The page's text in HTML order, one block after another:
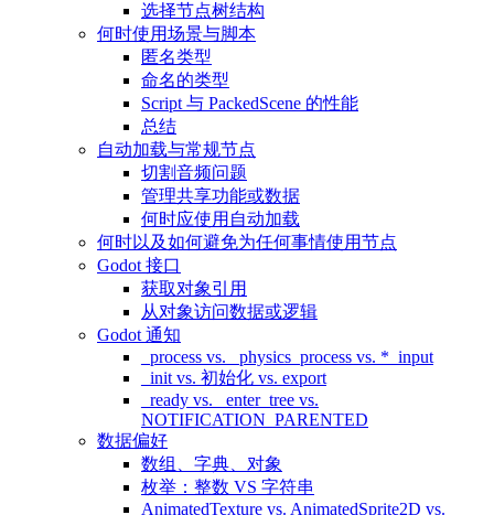
选择节点树结构
何时使用场景与脚本
匿名类型
命名的类型
Script 与 PackedScene 的性能
总结
自动加载与常规节点
切割音频问题
管理共享功能或数据
何时应使用自动加载
何时以及如何避免为任何事情使用节点
Godot 接口
获取对象引用
从对象访问数据或逻辑
Godot 通知
_process vs. _physics_process vs. *_input
_init vs. 初始化 vs. export
_ready vs. _enter_tree vs.
NOTIFICATION_PARENTED
数据偏好
数组、字典、对象
枚举：整数 VS 字符串
AnimatedTexture vs. AnimatedSprite2D vs.